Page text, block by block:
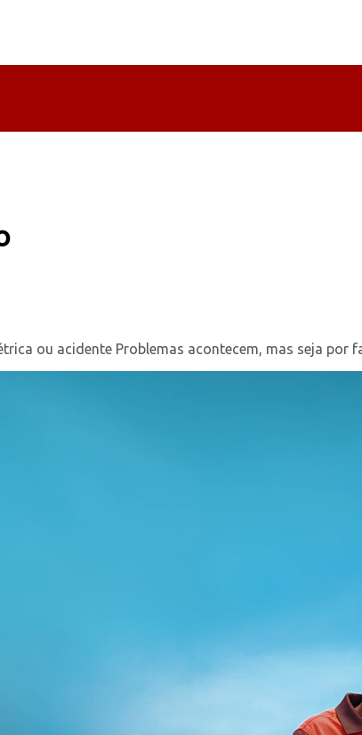
ou acidente Problemas acontecem, mas seja por